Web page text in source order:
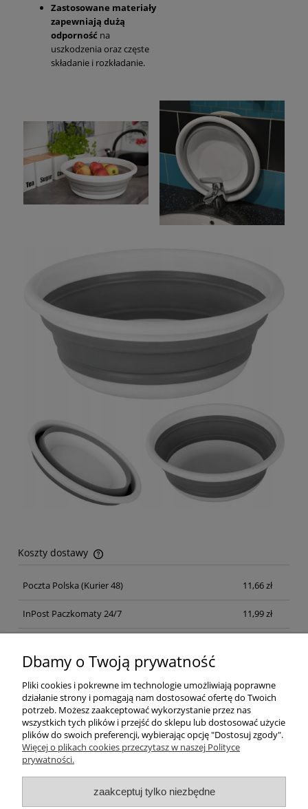
Zastosowane materiały
zapewniają dużą
odporność na
uszkodzenia oraz częste
składanie i rozkładanie.
Koszty dostawy
Cena nie zawiera ewentualnych kosztów płatności
Poczta Polska (Kurier 48) 11,66 zł
InPost Paczkomaty 24/7 11,99 zł
Pomoc
Moje konto
Dbamy o Twoją prywatność
Pliki cookies i pokrewne im technologie umożliwiają poprawne
działanie strony i pomagają nam dostosować ofertę do Twoich
potrzeb. Możesz zaakceptować wykorzystanie przez nas
wszystkich tych plików i przejść do sklepu lub dostosować użycie
plików do swoich preferencji, wybierając opcję "Dostosuj zgody".
Więcej o plikach cookies przeczytasz w naszej Polityce
prywatności.
zaakceptuj tylko niezbędne